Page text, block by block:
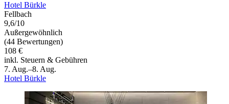
Hotel Bürkle
Fellbach
9,6/10
Außergewöhnlich
(44 Bewertungen)
108 €
inkl. Steuern & Gebühren
7. Aug.–8. Aug.
Hotel Bürkle